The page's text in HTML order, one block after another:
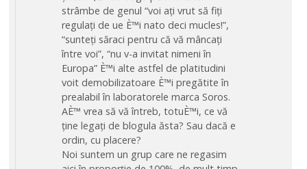
strâmbe de genul “voi ați vrut să fiți
regulați de ue È™i nato deci mucles!”,
“sunteți săraci pentru că vă mâncați
între voi”, “nu v-a invitat nimeni în
Europa” È™i alte astfel de platitudini
voit demobilizatoare È™i pregătite în
prealabil în laboratorele marca Soros.
AÈ™ vrea să vă întreb, totuÈ™i, ce vă
ține legați de blogula ăsta? Sau dacă e
ordin, cu placere?
Noi suntem un grup care ne regasim